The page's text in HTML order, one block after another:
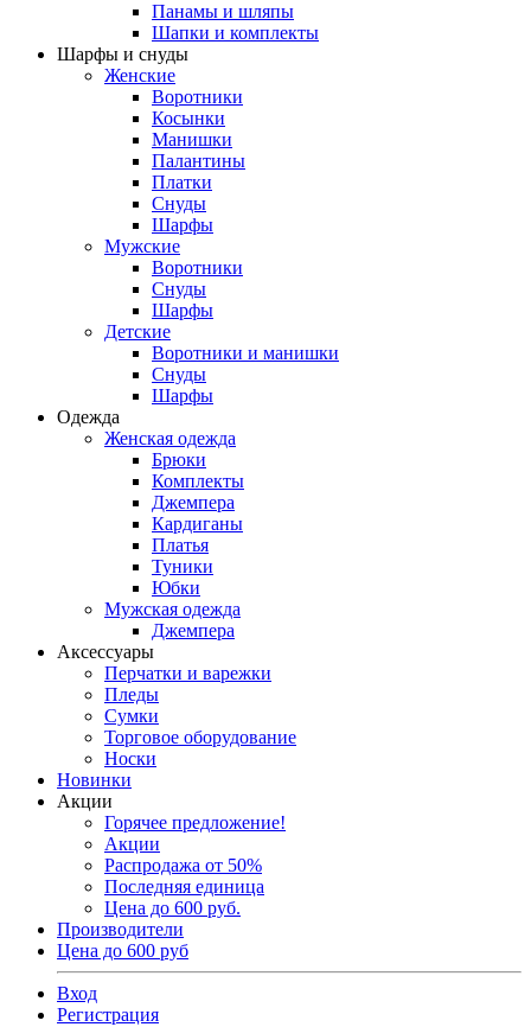
Панамы и шляпы
Шапки и комплекты
Шарфы и снуды
Женские
Воротники
Косынки
Манишки
Палантины
Платки
Снуды
Шарфы
Мужские
Воротники
Снуды
Шарфы
Детские
Воротники и манишки
Снуды
Шарфы
Одежда
Женская одежда
Брюки
Комплекты
Джемпера
Кардиганы
Платья
Туники
Юбки
Мужская одежда
Джемпера
Аксессуары
Перчатки и варежки
Пледы
Сумки
Торговое оборудование
Носки
Новинки
Акции
Горячее предложение!
Акции
Распродажа от 50%
Последняя единица
Цена до 600 руб.
Производители
Цена до 600 руб
Вход
Регистрация